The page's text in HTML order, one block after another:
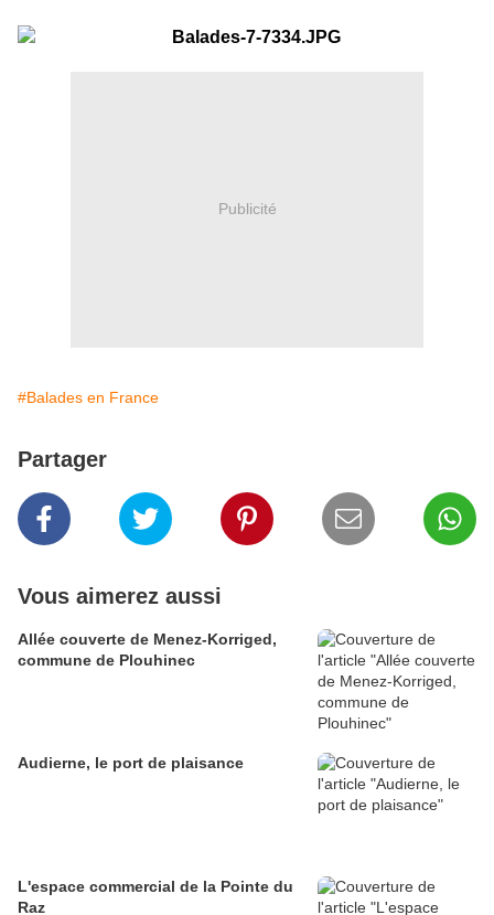
Publicité
#Balades en France
Partager
Vous aimerez aussi
Allée couverte de Menez-Korriged,
commune de Plouhinec
Audierne, le port de plaisance
L'espace commercial de la Pointe du
Raz